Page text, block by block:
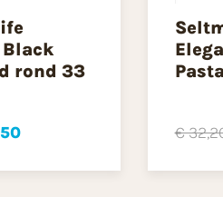
rond 33
€